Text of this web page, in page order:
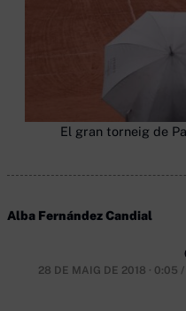
El gran torneig de
Alba Fernández Candial
28 DE MAIG DE 2018 · 0:05 /